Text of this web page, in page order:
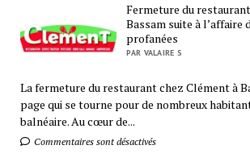
Fermeture du
Bassam suite à l’affaire
profanées
PAR VALAIRE S
La fermeture du restaurant chez Clément à
page qui se tourne pour de nombreux
balnéaire. Au cœur de...
Commentaires sont désactivés